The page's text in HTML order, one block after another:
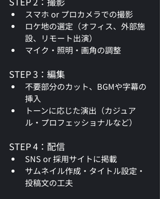
スマホ or プロカメラでの撮影
ロケ地の選定（オフィス、外部施
設、リモート出演）
マイク・照明・画角の調整
STEP 3：編集
不要部分のカット、BGMや字幕の
挿入
トーンに応じた演出（カジュア
ル・プロフェッショナルなど）
STEP 4：配信
SNS or 採用サイトに掲載
サムネイル作成・タイトル設定・
投稿文の工夫